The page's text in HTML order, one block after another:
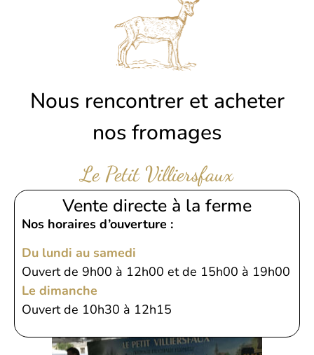
Nous rencontrer et acheter
nos fromages
Le Petit Villiersfaux
Vente directe à la ferme
Nos horaires d’ouverture :
Du lundi au samedi
Ouvert de 9h00 à 12h00 et de 15h00 à 19h00
Le dimanche
Ouvert de 10h30 à 12h15